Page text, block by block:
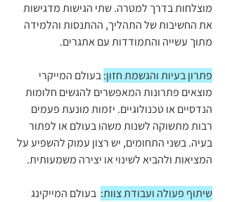
מוצלחות בדרך למטרה. שתי הגישות מדגישות
את החשיבות של התהליך, ההתנסות והלמידה
מתוך עשייה והתמודדות עם אתגרים.
פתרון בעיות והגשמת חזון: בעולם המייקרי
מוצאים פתרונות המאפשרים להגשים חלומות
הנדסיים או טכנולוגיים. יזמות מונעת פעמים
רבות מתשוקה לשנות משהו בעולם או לפתור
בעיה. בשני התחומים, יש רצון עמוק להשפיע על
המציאות ולהביא לשינוי או יצירה משמעותית.
שיתוף פעולה ועבודת צוות: בעולם המייקינג